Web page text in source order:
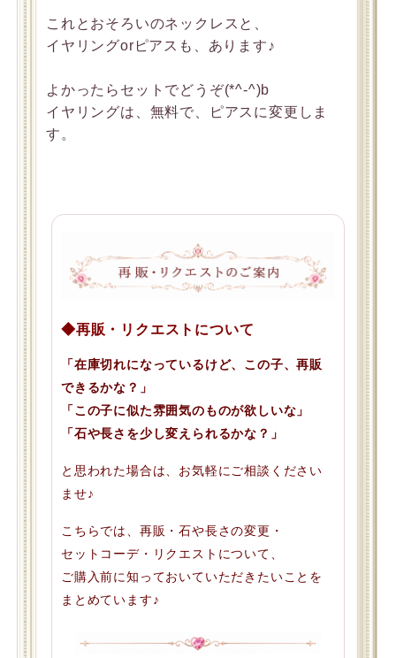
これとおそろいのネックレスと、
イヤリングorピアスも、あります♪
よかったらセットでどうぞ(*^-^)b
イヤリングは、無料で、ピアスに変更しま
す。
◆再販・リクエストについて
「在庫切れになっているけど、この子、再販
できるかな？」
「この子に似た雰囲気のものが欲しいな」
「石や長さを少し変えられるかな？」
と思われた場合は、お気軽にご相談ください
ませ♪
こちらでは、再販・石や長さの変更・
セットコーデ・リクエストについて、
ご購入前に知っておいていただきたいことを
まとめています♪